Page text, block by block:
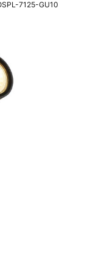
7125-GU10